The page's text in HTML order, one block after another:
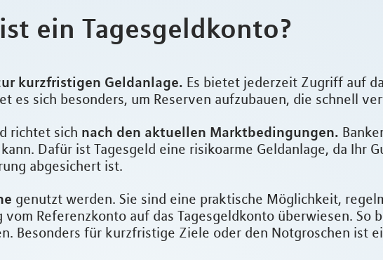
ein Tagesgeldkonto?
kurzfristigen Geldanlage. Es bietet jederzeit Zugriff auf
es sich besonders, um Reserven aufzubauen, die schnell
richtet sich nach den aktuellen Marktbedingungen.
Dafür ist Tagesgeld eine risikoarme Geldanlage, da Ihr
abgesichert ist.
genutzt werden. Sie sind eine praktische Möglichkeit,
Referenzkonto auf das Tagesgeldkonto überwiesen. So
Besonders für kurzfristige Ziele oder den Notgroschen ist